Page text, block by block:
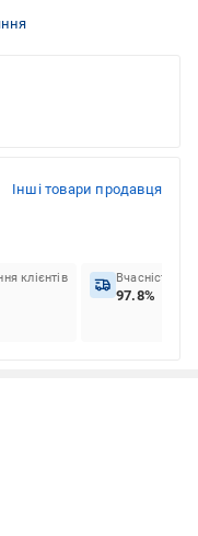
Інші товари продавця
клієнтів Вчасність
97.8%